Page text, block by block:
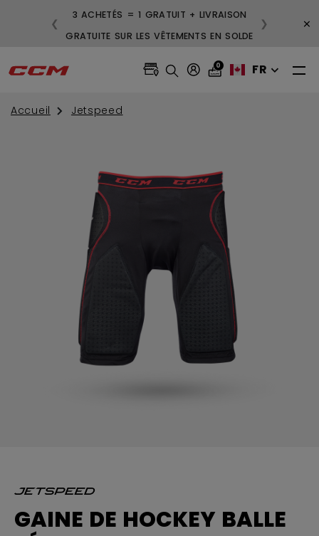
3 ACHETÉS = 1 GRATUIT + LIVRAISON
GRATUITE SUR LES VÊTEMENTS EN SOLDE
❮ ❯ ×
0 FR
Accueil Jetspeed
GAINE DE HOCKEY BALLE